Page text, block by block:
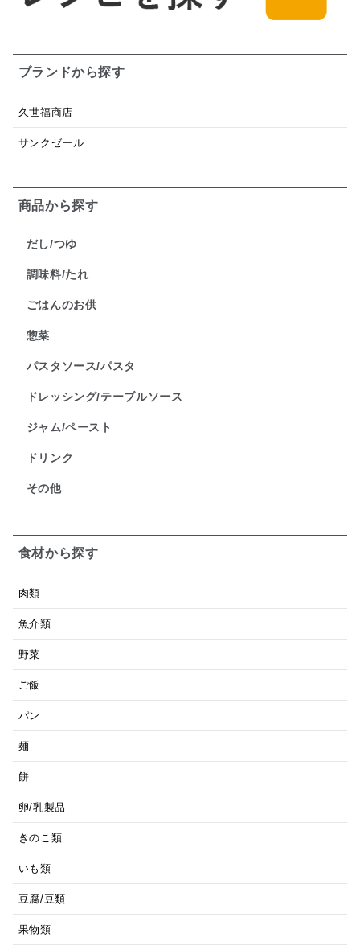
ブランドから探す
久世福商店
サンクゼール
商品から探す
だし/つゆ
調味料/たれ
ごはんのお供
惣菜
パスタソース/パスタ
ドレッシング/テーブルソース
ジャム/ペースト
ドリンク
その他
食材から探す
肉類
魚介類
野菜
ご飯
パン
麺
餅
卵/乳製品
きのこ類
いも類
豆腐/豆類
果物類